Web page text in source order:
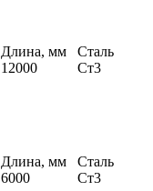
Длина, мм
12000
Сталь
Ст3
Длина, мм
6000
Сталь
Ст3